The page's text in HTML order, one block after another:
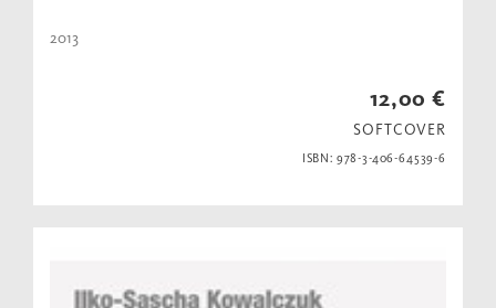
2013
12,00 €
SOFTCOVER
ISBN: 978-3-406-64539-6